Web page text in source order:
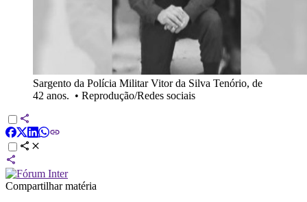
Sargento da Polícia Militar Vitor da Silva Tenório, de
42 anos. • Reprodução/Redes sociais
Compartilhar matéria